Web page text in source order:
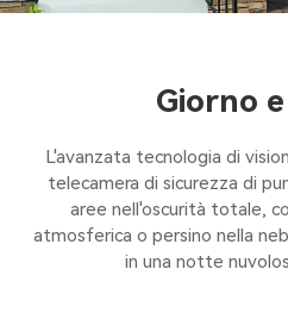
Giorno
L'avanzata tecnologia di
telecamera di sicurezza di
aree nell'oscurità totale,
atmosferica o persino nella
in una notte